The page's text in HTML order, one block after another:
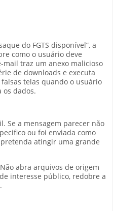
do FGTS disponível”, a
como o usuário deve
mail traz um anexo malicioso
de downloads e executa
telas quando o usuário
os dados.
Se a mensagem parecer não
ou foi enviada como
atingir uma grande
abra arquivos de origem
interesse público, redobre a